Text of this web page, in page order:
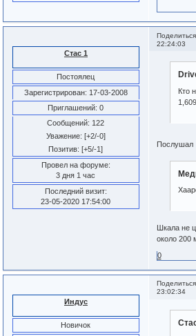
Поделиться
22:24:03
Стас 1
Постоялец
Зарегистрирован: 17-03-2008
Приглашений: 0
Сообщений: 122
Уважение: [+2/-0]
Позитив: [+5/-1]
Провел на форуме:
3 дня 1 час
Последний визит:
23-05-2020 17:54:00
Кто
Послушал
Шкала не
около 200
0
Поделиться
23:02:34
Индус
Новичок